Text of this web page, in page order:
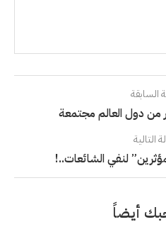
السابقة
من دول العالم مجتمعة
التالية
لنفي الشائعات..!
أيضاً